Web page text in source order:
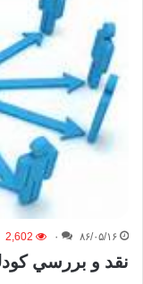
۸۶/۰۵/۱۶ ۰ 2,602
نقد و بررسي